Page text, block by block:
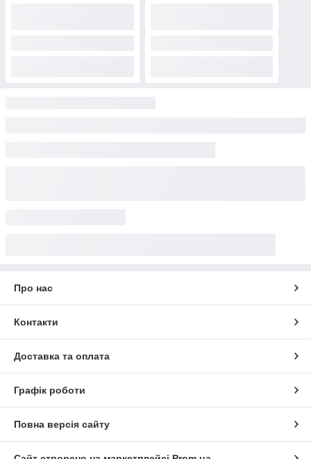
Про нас
Контакти
Доставка та оплата
Графік роботи
Повна версія сайту